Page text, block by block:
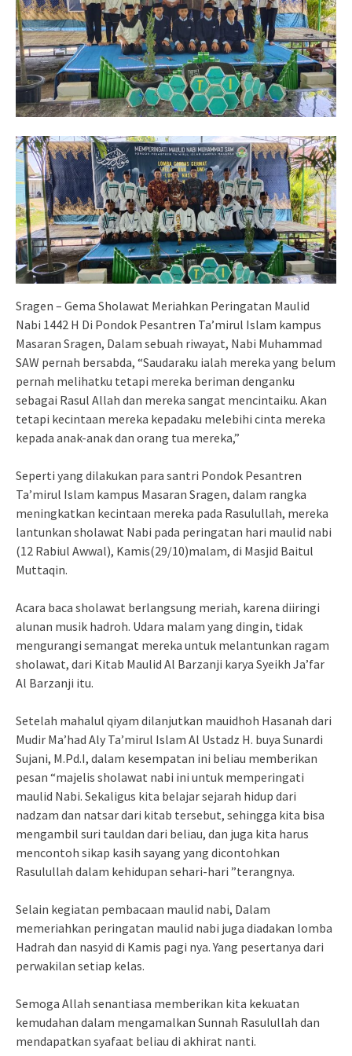
Sragen – Gema Sholawat Meriahkan Peringatan Maulid
Nabi 1442 H Di Pondok Pesantren Ta’mirul Islam kampus
Masaran Sragen, Dalam sebuah riwayat, Nabi Muhammad
SAW pernah bersabda, “Saudaraku ialah mereka yang belum
pernah melihatku tetapi mereka beriman denganku
sebagai Rasul Allah dan mereka sangat mencintaiku. Akan
tetapi kecintaan mereka kepadaku melebihi cinta mereka
kepada anak-anak dan orang tua mereka,”
Seperti yang dilakukan para santri Pondok Pesantren
Ta’mirul Islam kampus Masaran Sragen, dalam rangka
meningkatkan kecintaan mereka pada Rasulullah, mereka
lantunkan sholawat Nabi pada peringatan hari maulid nabi
(12 Rabiul Awwal), Kamis(29/10)malam, di Masjid Baitul
Muttaqin.
Acara baca sholawat berlangsung meriah, karena diiringi
alunan musik hadroh. Udara malam yang dingin, tidak
mengurangi semangat mereka untuk melantunkan ragam
sholawat, dari Kitab Maulid Al Barzanji karya Syeikh Ja’far
Al Barzanji itu.
Setelah mahalul qiyam dilanjutkan mauidhoh Hasanah dari
Mudir Ma’had Aly Ta’mirul Islam Al Ustadz H. buya Sunardi
Sujani, M.Pd.I, dalam kesempatan ini beliau memberikan
pesan “majelis sholawat nabi ini untuk memperingati
maulid Nabi. Sekaligus kita belajar sejarah hidup dari
nadzam dan natsar dari kitab tersebut, sehingga kita bisa
mengambil suri tauldan dari beliau, dan juga kita harus
mencontoh sikap kasih sayang yang dicontohkan
Rasulullah dalam kehidupan sehari-hari ”terangnya.
Selain kegiatan pembacaan maulid nabi, Dalam
memeriahkan peringatan maulid nabi juga diadakan lomba
Hadrah dan nasyid di Kamis pagi nya. Yang pesertanya dari
perwakilan setiap kelas.
Semoga Allah senantiasa memberikan kita kekuatan
kemudahan dalam mengamalkan Sunnah Rasulullah dan
mendapatkan syafaat beliau di akhirat nanti.